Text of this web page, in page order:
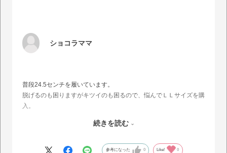
ショコラママ
普段24.5センチを履いています。
脱げるのも困りますがキツイのも困るので、悩んでＬＬサイズを購
入。
Lサイズにすれば丁度良かったと思いますが、返品の手間と料金を
シルバーラメでデザインは可愛いです。
続きを読む
参考になった 0 Like! 0